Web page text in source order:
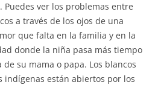
Puedes ver los problemas entre
a través de los ojos de una
que falta en la familia y en la
donde la niña pasa más tiempo
su mama o papa. Los blancos
indígenas están abiertos por los